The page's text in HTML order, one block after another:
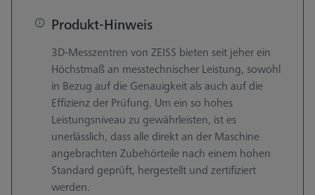
Produkt-Hinweis
3D-Messzentren von ZEISS bieten seit jeher ein
Höchstmaß an messtechnischer Leistung, sowohl
in Bezug auf die Genauigkeit als auch auf die
Effizienz der Prüfung. Um ein so hohes
Leistungsniveau zu gewährleisten, ist es
unerlässlich, dass alle direkt an der Maschine
angebrachten Zubehörteile nach einem hohen
Standard geprüft, hergestellt und zertifiziert
werden.